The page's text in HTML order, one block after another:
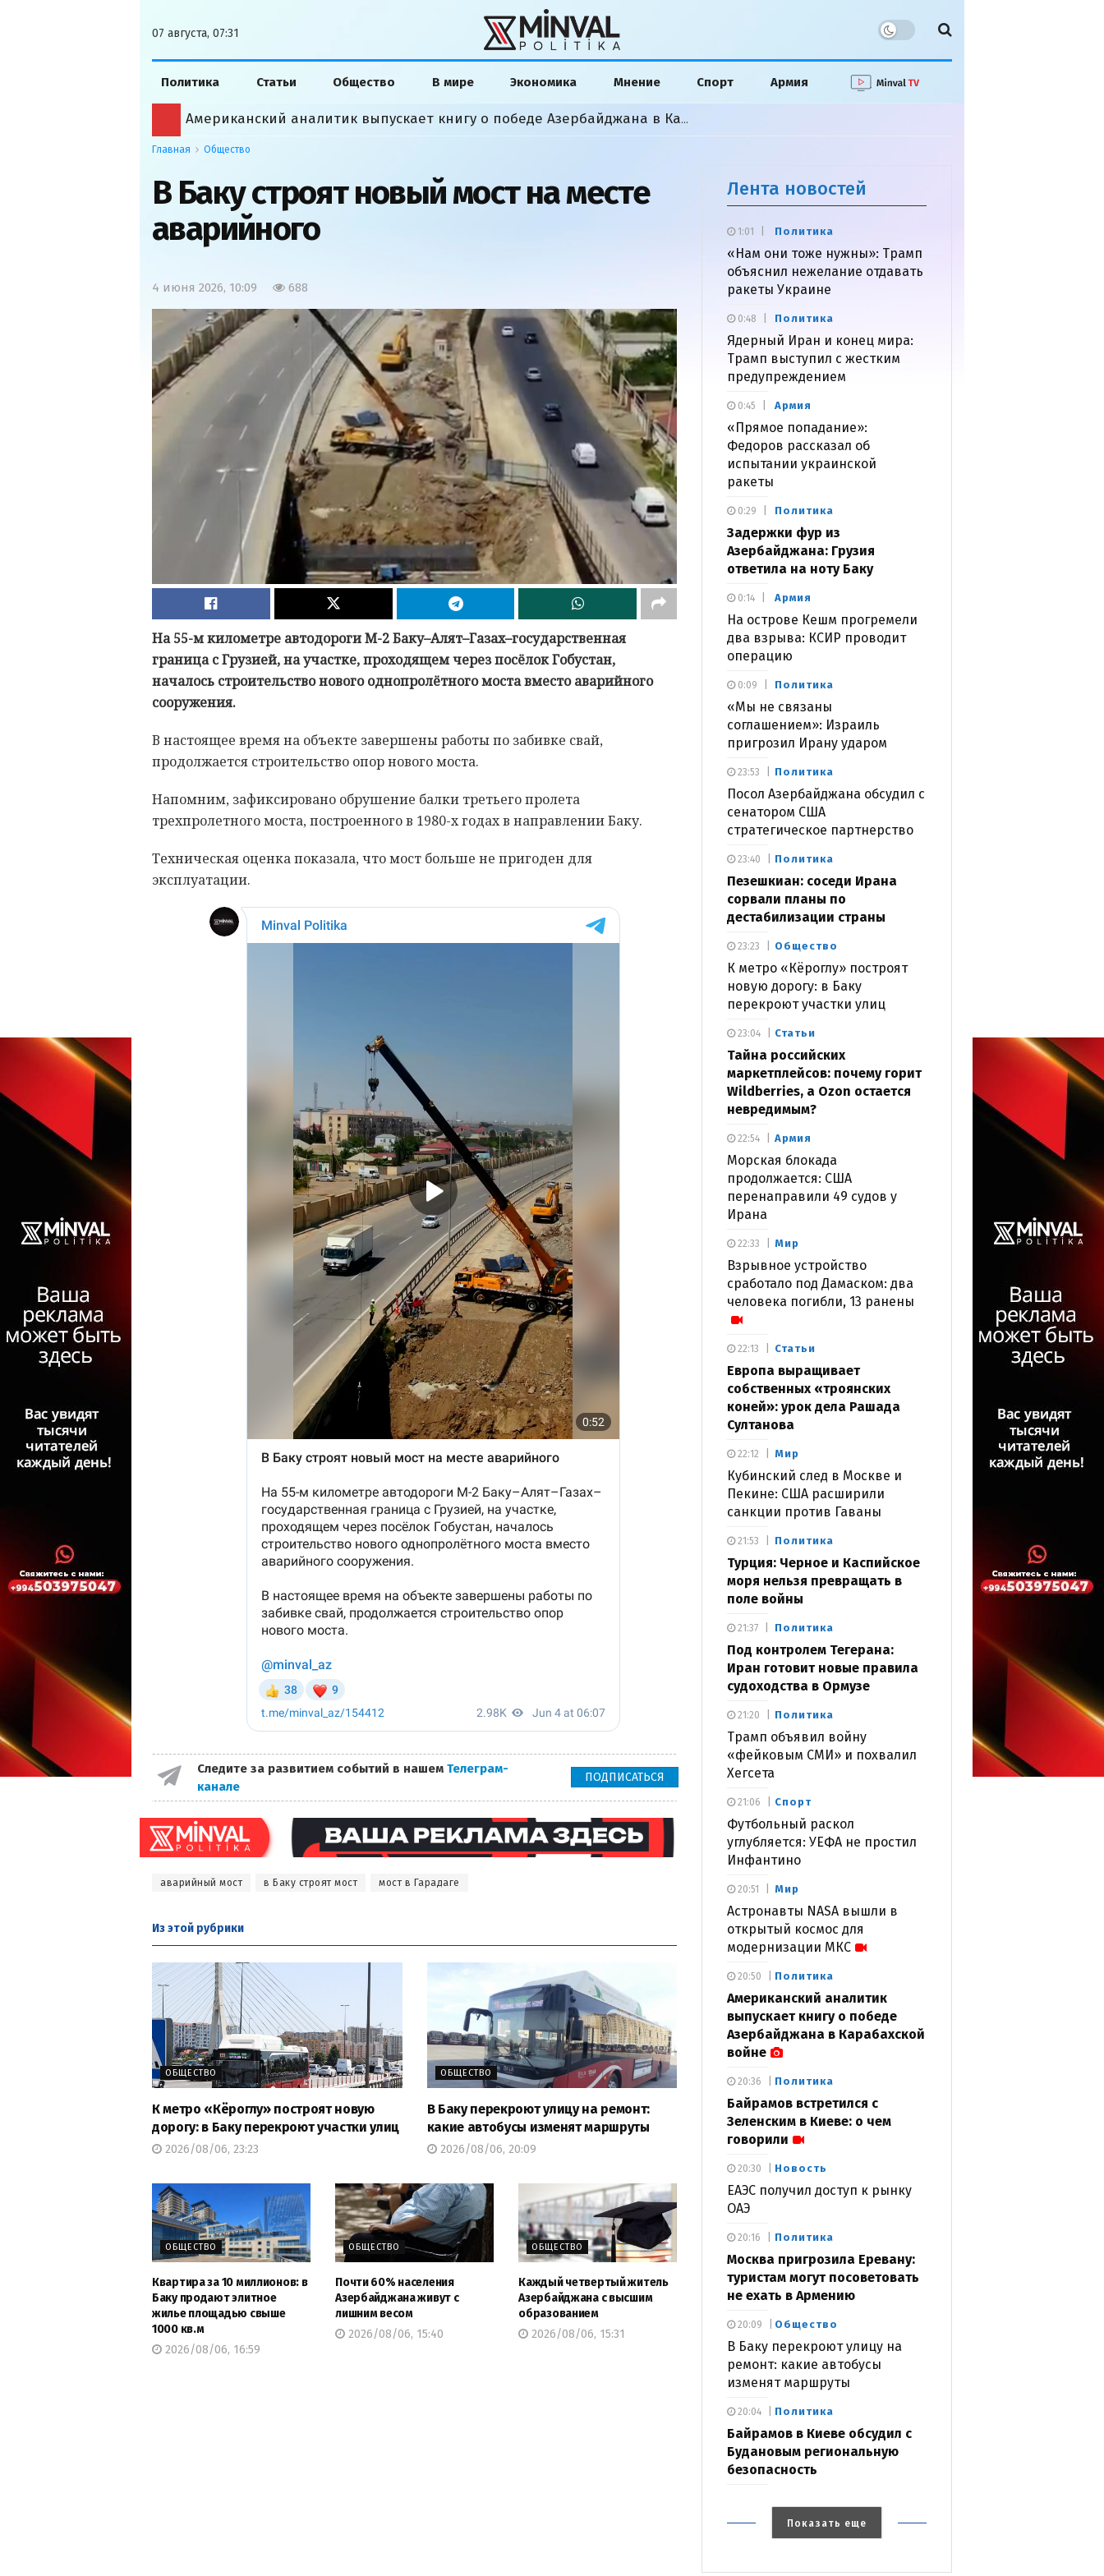
07 августа, 07:31
Политика Статьи Общество В мире Экономика Мнение Спорт Армия
Американский аналитик выпускает книгу о победе Азербайджана в Карабахской войне
Байрамов встретился с Зеленским в Киеве: о чем говорили
Главная Общество
В Баку строят новый мост на месте
аварийного
4 июня 2026, 10:09 688
На 55-м километре автодороги М-2 Баку–Алят–Газах–государственная
граница с Грузией, на участке, проходящем через посёлок Гобустан,
началось строительство нового однопролётного моста вместо аварийного
сооружения.
В настоящее время на объекте завершены работы по забивке свай,
продолжается строительство опор нового моста.
Напомним, зафиксировано обрушение балки третьего пролета
трехпролетного моста, построенного в 1980-х годах в направлении Баку.
Техническая оценка показала, что мост больше не пригоден для
эксплуатации.
Следите за развитием событий в нашем Телеграм-
канале
ПОДПИСАТЬСЯ
аварийный мост в Баку строят мост мост в Гарадаге
Из этой рубрики
ОБЩЕСТВО
К метро «Кёроглу» построят новую
дорогу: в Баку перекроют участки улиц
2026/08/06, 23:23
ОБЩЕСТВО
В Баку перекроют улицу на ремонт:
какие автобусы изменят маршруты
2026/08/06, 20:09
ОБЩЕСТВО
Квартира за 10 миллионов: в
Баку продают элитное
жилье площадью свыше
1000 кв.м
2026/08/06, 16:59
ОБЩЕСТВО
Почти 60% населения
Азербайджана живут с
лишним весом
2026/08/06, 15:40
ОБЩЕСТВО
Каждый четвертый житель
Азербайджана с высшим
образованием
2026/08/06, 15:31
Лента новостей
Политика
«Нам они тоже нужны»: Трамп
объяснил нежелание отдавать
ракеты Украине
1:01
Политика
Ядерный Иран и конец мира:
Трамп выступил с жестким
предупреждением
0:48
Армия
«Прямое попадание»:
Федоров рассказал об
испытании украинской
ракеты
0:45
Политика
Задержки фур из
Азербайджана: Грузия
ответила на ноту Баку
0:29
Армия
На острове Кешм прогремели
два взрыва: КСИР проводит
операцию
0:14
Политика
«Мы не связаны
соглашением»: Израиль
пригрозил Ирану ударом
0:09
Политика
Посол Азербайджана обсудил с
сенатором США
стратегическое партнерство
23:53
Политика
Пезешкиан: соседи Ирана
сорвали планы по
дестабилизации страны
23:40
Общество
К метро «Кёроглу» построят
новую дорогу: в Баку
перекроют участки улиц
23:23
Статьи
Тайна российских
маркетплейсов: почему горит
Wildberries, а Ozon остается
невредимым?
23:04
Армия
Морская блокада
продолжается: США
перенаправили 49 судов у
Ирана
22:54
Мир
Взрывное устройство
сработало под Дамаском: два
человека погибли, 13 ранены
22:33
Статьи
Европа выращивает
собственных «троянских
коней»: урок дела Рашада
Султанова
22:13
Мир
Кубинский след в Москве и
Пекине: США расширили
санкции против Гаваны
22:12
Политика
Турция: Черное и Каспийское
моря нельзя превращать в
поле войны
21:53
Политика
Под контролем Тегерана:
Иран готовит новые правила
судоходства в Ормузе
21:37
Политика
Трамп объявил войну
«фейковым СМИ» и похвалил
Хегсета
21:20
Спорт
Футбольный раскол
углубляется: УЕФА не простил
Инфантино
21:06
Мир
Астронавты NASA вышли в
открытый космос для
модернизации МКС
20:51
Политика
Американский аналитик
выпускает книгу о победе
Азербайджана в Карабахской
войне
20:50
Политика
Байрамов встретился с
Зеленским в Киеве: о чем
говорили
20:36
Новость
ЕАЭС получил доступ к рынку
ОАЭ
20:30
Политика
Москва пригрозила Еревану:
туристам могут посоветовать
не ехать в Армению
20:16
Общество
В Баку перекроют улицу на
ремонт: какие автобусы
изменят маршруты
20:09
Политика
Байрамов в Киеве обсудил с
Будановым региональную
безопасность
20:04
Показать еще